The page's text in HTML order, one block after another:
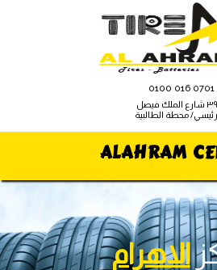
0100 016 0701
٣٩٥ شارع الملك فيصل
محطة الطالبية
الاهرام
ALAHRAM